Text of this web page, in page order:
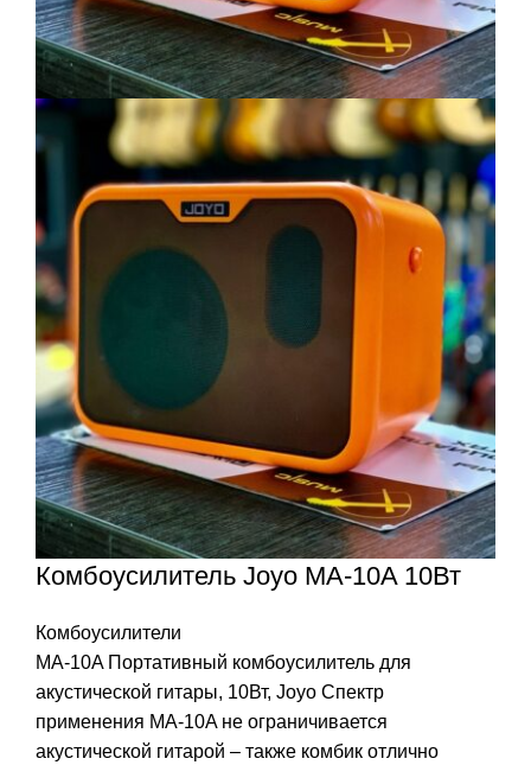
Комбоусилитель Joyo MA-10A 10Вт
Комбоусилители
MA-10A Портативный комбоусилитель для
акустической гитары, 10Вт, Joyo Спектр
применения MA-10A не ограничивается
акустической гитарой – также комбик отлично